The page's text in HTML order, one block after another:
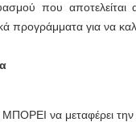
που αποτελείται
προγράμματα για να
να μεταφέρει την